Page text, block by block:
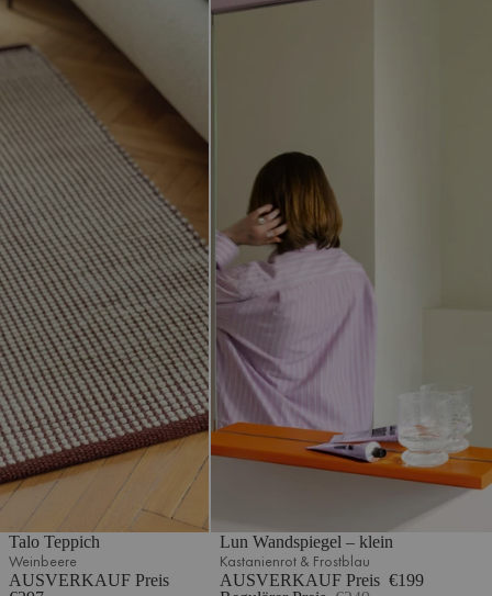
Talo Teppich
Weinbeere
AUSVERKAUF Preis
Lun Wandspiegel – klein
Kastanienrot & Frostblau
AUSVERKAUF Preis €199